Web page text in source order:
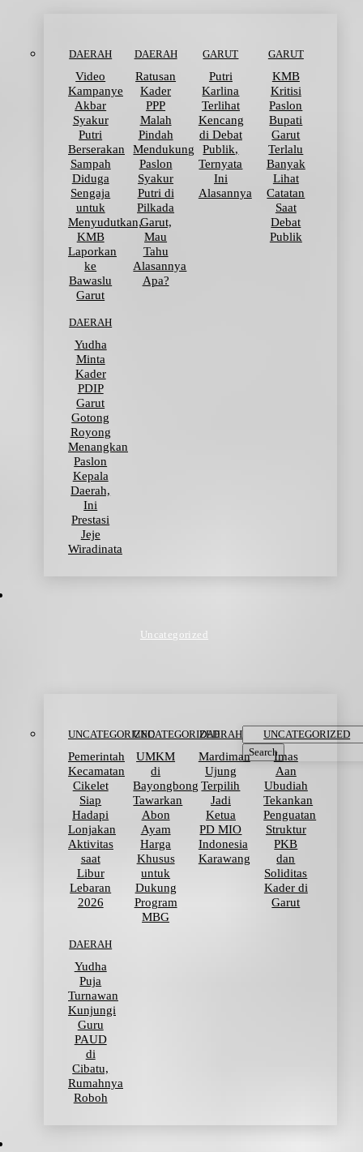
DAERAH
Video
Kampanye
Akbar
Syakur
Putri
Berserakan
Sampah
Diduga
Sengaja
untuk
Menyudutkan,
KMB
Laporkan
ke
Bawaslu
Garut
DAERAH
Ratusan
Kader
PPP
Malah
Pindah
Mendukung
Paslon
Syakur
Putri di
Pilkada
Garut,
Mau
Tahu
Alasannya
Apa?
GARUT
Putri
Karlina
Terlihat
Kencang
di Debat
Publik,
Ternyata
Ini
Alasannya
GARUT
KMB
Kritisi
Paslon
Bupati
Garut
Terlalu
Banyak
Lihat
Catatan
Saat
Debat
Publik
DAERAH
Yudha
Minta
Kader
PDIP
Garut
Gotong
Royong
Menangkan
Paslon
Kepala
Daerah,
Ini
Prestasi
Jeje
Wiradinata
Uncategorized
UNCATEGORIZED
Pemerintah
Kecamatan
Cikelet
Siap
Hadapi
Lonjakan
Aktivitas
saat
Libur
Lebaran
2026
UNCATEGORIZED
UMKM
di
Bayongbong
Tawarkan
Abon
Ayam
Harga
Khusus
untuk
Dukung
Program
MBG
DAERAH
Mardiman
Ujung
Terpilih
Jadi
Ketua
PD MIO
Indonesia
Karawang
UNCATEGORIZED
Imas
Aan
Ubudiah
Tekankan
Penguatan
Struktur
PKB
dan
Soliditas
Kader di
Garut
DAERAH
Yudha
Puja
Turnawan
Kunjungi
Guru
PAUD
di
Cibatu,
Rumahnya
Roboh
Search